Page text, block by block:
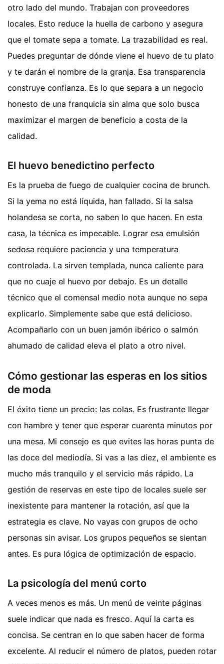
otro lado del mundo. Trabajan con proveedores
locales. Esto reduce la huella de carbono y asegura
que el tomate sepa a tomate. La trazabilidad es real.
Puedes preguntar de dónde viene el huevo de tu plato
y te darán el nombre de la granja. Esa transparencia
construye confianza. Es lo que separa a un negocio
honesto de una franquicia sin alma que solo busca
maximizar el margen de beneficio a costa de la
calidad.
El huevo benedictino perfecto
Es la prueba de fuego de cualquier cocina de brunch.
Si la yema no está líquida, han fallado. Si la salsa
holandesa se corta, no saben lo que hacen. En esta
casa, la técnica es impecable. Lograr esa emulsión
sedosa requiere paciencia y una temperatura
controlada. La sirven templada, nunca caliente para
que no cuaje el huevo por debajo. Es un detalle
técnico que el comensal medio nota aunque no sepa
explicarlo. Simplemente sabe que está delicioso.
Acompañarlo con un buen jamón ibérico o salmón
ahumado de calidad eleva el plato a otro nivel.
Cómo gestionar las esperas en los sitios
de moda
El éxito tiene un precio: las colas. Es frustrante llegar
con hambre y tener que esperar cuarenta minutos por
una mesa. Mi consejo es que evites las horas punta de
las doce del mediodía. Si vas a las diez, el ambiente es
mucho más tranquilo y el servicio más rápido. La
gestión de reservas en este tipo de locales suele ser
inexistente para mantener la rotación, así que la
estrategia es clave. No vayas con grupos de ocho
personas sin avisar. Los grupos pequeños se sientan
antes. Es pura lógica de optimización de espacio.
La psicología del menú corto
A veces menos es más. Un menú de veinte páginas
suele indicar que nada es fresco. Aquí la carta es
concisa. Se centran en lo que saben hacer de forma
excelente. Al reducir el número de platos, pueden rotar